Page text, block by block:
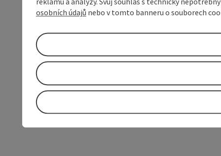
osobních údajů nebo v tomto banneru o souborech